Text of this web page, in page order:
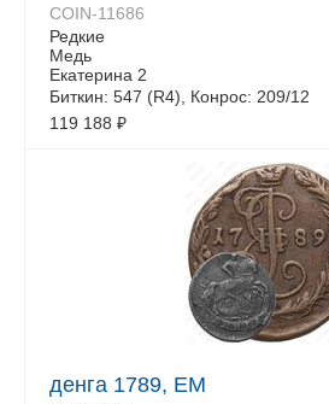
COIN-11686
Редкие
Медь
Екатерина 2
Биткин: 547 (R4), Конрос: 209/12
119 188 ₽
денга 1789, ЕМ